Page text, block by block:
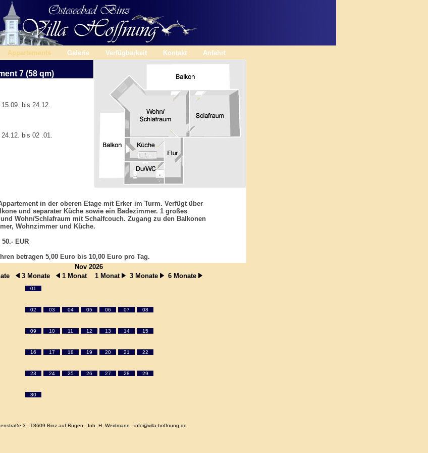
Appartements Galerie Verfügbarkeit Kontakt
Anfahrt
7 (58 qm)
bis 24.12.
bis 02 .01.
in der oberen Etage mit Erker im Turm. Verfügt über
und separater Küche sowie ein Badezimmer. 1 großes
Wohn/Schlafraum mit Schalfcouch. Zugang zu den Balkonen
Wohnzimmer und Küche.
EUR
betragen 5,00 Euro bis 10,00 Euro pro Tag.
Nov 2026
3 Monate 1 Monat 1 Monat 3 Monate 6 Monate
01
02 03 04 05 06 07 08
09 10 11 12 13 14 15
16 17 18 19 20 21 22
23 24 25 26 27 28 29
30
3 - 18609 Binz auf Rügen - Inh. H. Weidmann - info@villa-hoffnung.de